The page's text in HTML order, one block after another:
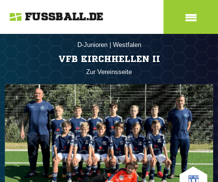
FUSSBALL.DE
D-Junioren Westfalen
VFB KIRCHHELLEN II
Zur Vereinsseite